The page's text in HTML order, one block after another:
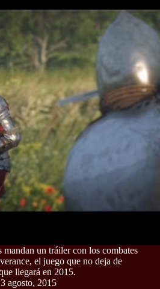
mandan un tráiler con los combates
el juego que no deja de
llegará en 2015.
agosto, 2015